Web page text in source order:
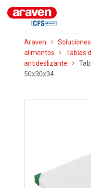
Araven
alimentos
Tablas
antideslizante
50x30x34